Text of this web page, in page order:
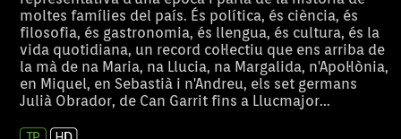
moltes famílies del país. És política, és ciència, és
filosofia, és gastronomia, és llengua, és cultura, és la
vida quotidiana, un record col·lectiu que ens arriba de
la mà de na Maria, na Llucia, na Margalida, n'Apol·lònia,
en Miquel, en Sebastià i n'Andreu, els set germans
Julià Obrador, de Can Garrit fins a Llucmajor...